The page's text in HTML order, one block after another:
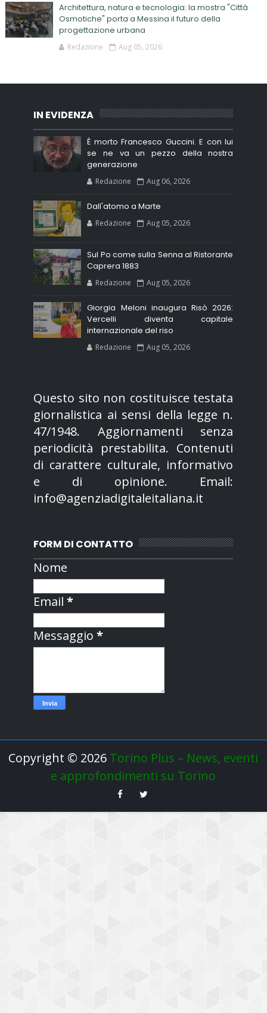
Architettura, natura e tecnologia: la mostra "Città
Osmotiche" porta a Messina il futuro della
progettazione urbana
Redazione Aug 05, 2026
IN EVIDENZA
È morto Francesco Guccini. E con lui
se ne va un pezzo della nostra
generazione
Redazione Aug 06, 2026
Dall'atomo a Marte
Redazione Aug 05, 2026
Sul Po come sulla Senna al Ristorante
Caprera 1883
Redazione Aug 05, 2026
Giorgia Meloni inaugura Risò 2026:
Vercelli diventa capitale
internazionale del riso
Redazione Aug 05, 2026
Questo sito non costituisce testata
giornalistica ai sensi della legge n.
47/1948. Aggiornamenti senza
periodicità prestabilita. Contenuti
di carattere culturale, informativo
e di opinione. Email:
info@agenziadigitaleitaliana.it
FORM DI CONTATTO
Nome
Email*
Messaggio*
Copyright © 2026 Torino Plus – News, eventi
e approfondimenti su Torino